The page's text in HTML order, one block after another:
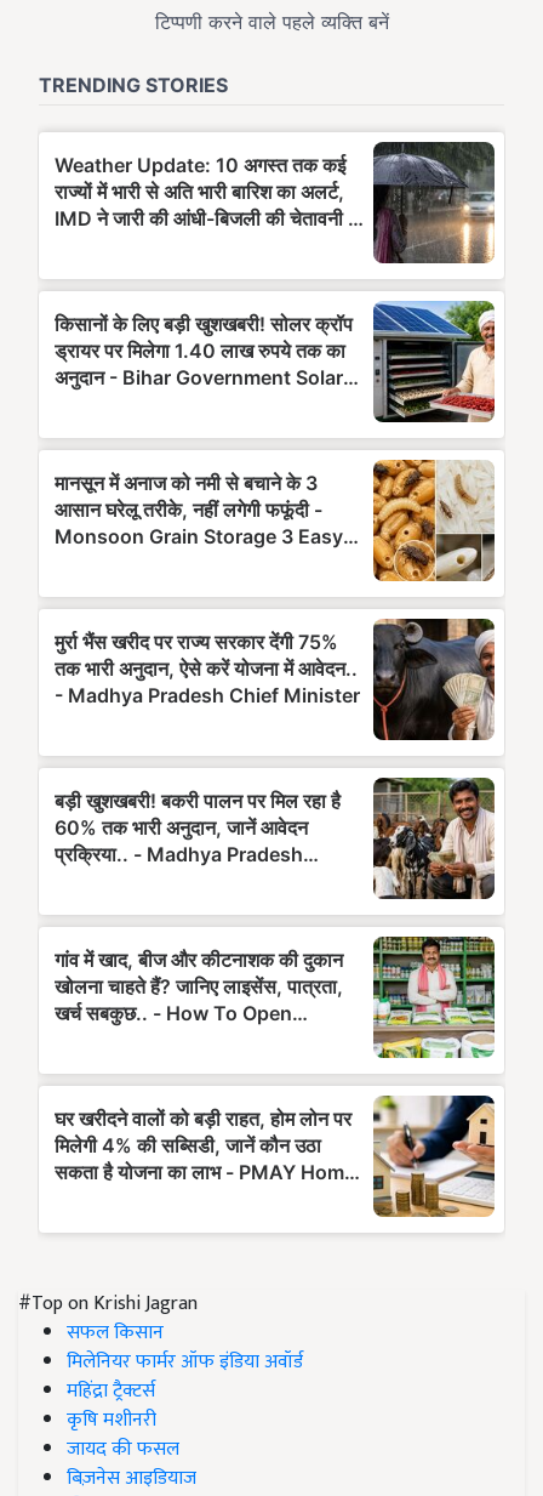
#Top on Krishi Jagran
सफल किसान
मिलेनियर फार्मर ऑफ इंडिया अवॉर्ड
महिंद्रा ट्रैक्टर्स
कृषि मशीनरी
जायद की फसल
बिज़नेस आइडियाज